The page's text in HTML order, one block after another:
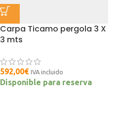
Carpa Ticamo pergola 3 X
3 mts
592,00€ IVA incluido
Disponible para reserva